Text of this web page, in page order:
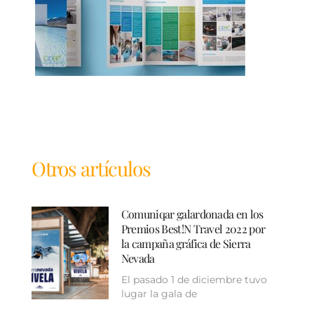
Otros artículos
Comuniqar galardonada en los
Premios Best!N Travel 2022 por
la campaña gráfica de Sierra
Nevada
El pasado 1 de diciembre tuvo
lugar la gala de